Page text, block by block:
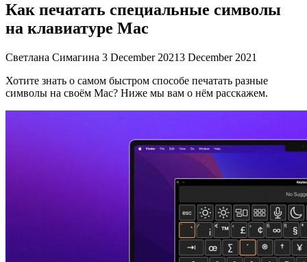
Как печатать специальные символы
на клавиатуре Mac
Светлана Симагина 3 December 20213 December 2021
Хотите знать о самом быстром способе печатать разные
символы на своём Mac? Ниже мы вам о нём расскажем.